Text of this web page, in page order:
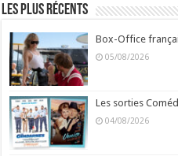
Les plus récents
Box-Office
05/08/2026
Les sorties
04/08/2026